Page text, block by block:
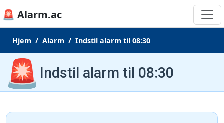
🚨 Alarm.ac
Hjem Alarm Indstil alarm til 08:30
🚨 Indstil alarm til 08:30